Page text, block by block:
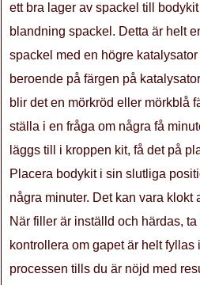
ett bra lager av spackel till
blandning spackel. Detta är helt
spackel med en högre
beroende på färgen på
blir det en mörkröd eller mörkblå
ställa i en fråga om några få
läggs till i kroppen kit, få det på
Placera bodykit i sin slutliga
några minuter. Det kan vara klokt
När filler är inställd och härdas,
kontrollera om gapet är helt fyllas
processen tills du är nöjd med